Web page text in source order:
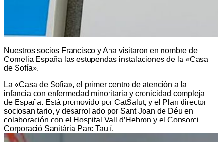
Nuestros socios Francisco y Ana visitaron en nombre de
Cornelia España las estupendas instalaciones de la «Casa
de Sofía».
La «Casa de Sofia», el primer centro de atención a la
infancia con enfermedad minoritaria y cronicidad compleja
de España. Está promovido por CatSalut, y el Plan director
sociosanitario, y desarrollado por Sant Joan de Déu en
colaboración con el Hospital Vall d’Hebron y el Consorci
Corporació Sanitària Parc Taulí.